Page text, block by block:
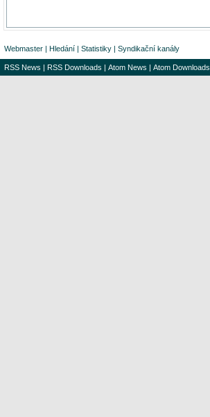
Webmaster | Hledání | Statistiky | Syndikační kanály
RSS News | RSS Downloads | Atom News | Atom Downloads